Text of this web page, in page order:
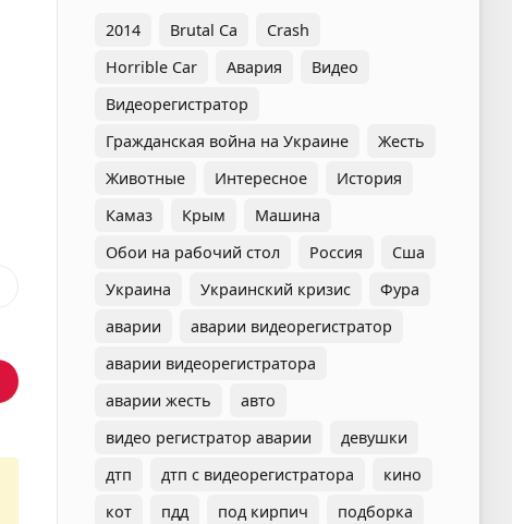
2014 Brutal Ca
Crash
Horrible Car
Авария
Видео
Видеорегистратор
Гражданская война на Украине
Жесть
Животные
Интересное
История
Камаз
Крым
Машина
Обои на рабочий стол
Россия
Сша
Украина
Украинский кризис
Фура
аварии
аварии видеорегистратор
аварии видеорегистратора
аварии жесть
авто
видео регистратор аварии
девушки
дтп
дтп с видеорегистратора
кино
кот
пдд под кирпич
подборка